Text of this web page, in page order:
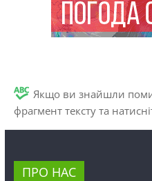
Якщо ви знайшли
фрагмент тексту та
ПРО НАС